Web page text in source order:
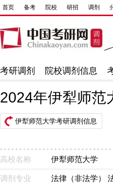
首页 备考 院校 研招 调剂
考研调剂 院校调剂信息
2024年伊犁师范
伊犁师范大学考研调剂信息
高校名称 伊犁师范大学
调剂专业 法律（非法学）